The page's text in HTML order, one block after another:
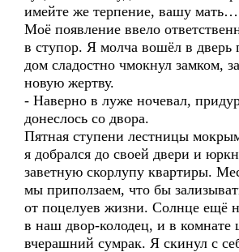
имейте же терпение, вашу мать…
Моё появление ввело
в ступор. Я молча вошёл в дверь
дом сладостно чмокнул замком,
новую жертву.
- Наверно в луже ночевал,
донеслось со двора.
Пятная ступени лестницы
я добрался до своей двери и
заветную скорлупу квартиры.
мы приползаем, что бы
от поцелуев жизни. Солнце ещё
в наш двор-колодец, и в комнате
вчерашний сумрак. Я скинул с